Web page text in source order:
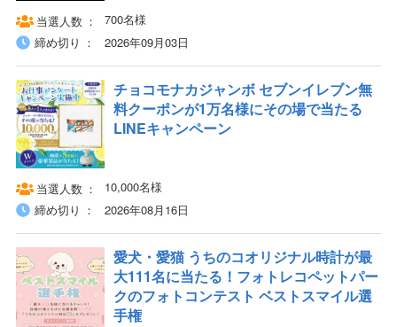
当選人数
700名様
締め切り
2026年09月03日
チョコモナカジャンボ セブンイレブン無
料クーポンが1万名様にその場で当たる
LINEキャンペーン
当選人数
10,000名様
締め切り
2026年08月16日
愛犬・愛猫 うちのコオリジナル時計が最
大111名に当たる！フォトレコペットパー
クのフォトコンテスト ベストスマイル選
手権